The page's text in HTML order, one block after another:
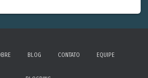
BLOG CONTATO EQUIPE